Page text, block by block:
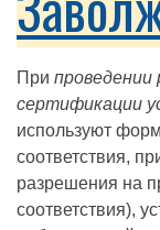
При проведении
сертификации
используют
соответствия,
разрешения на
соответствия),